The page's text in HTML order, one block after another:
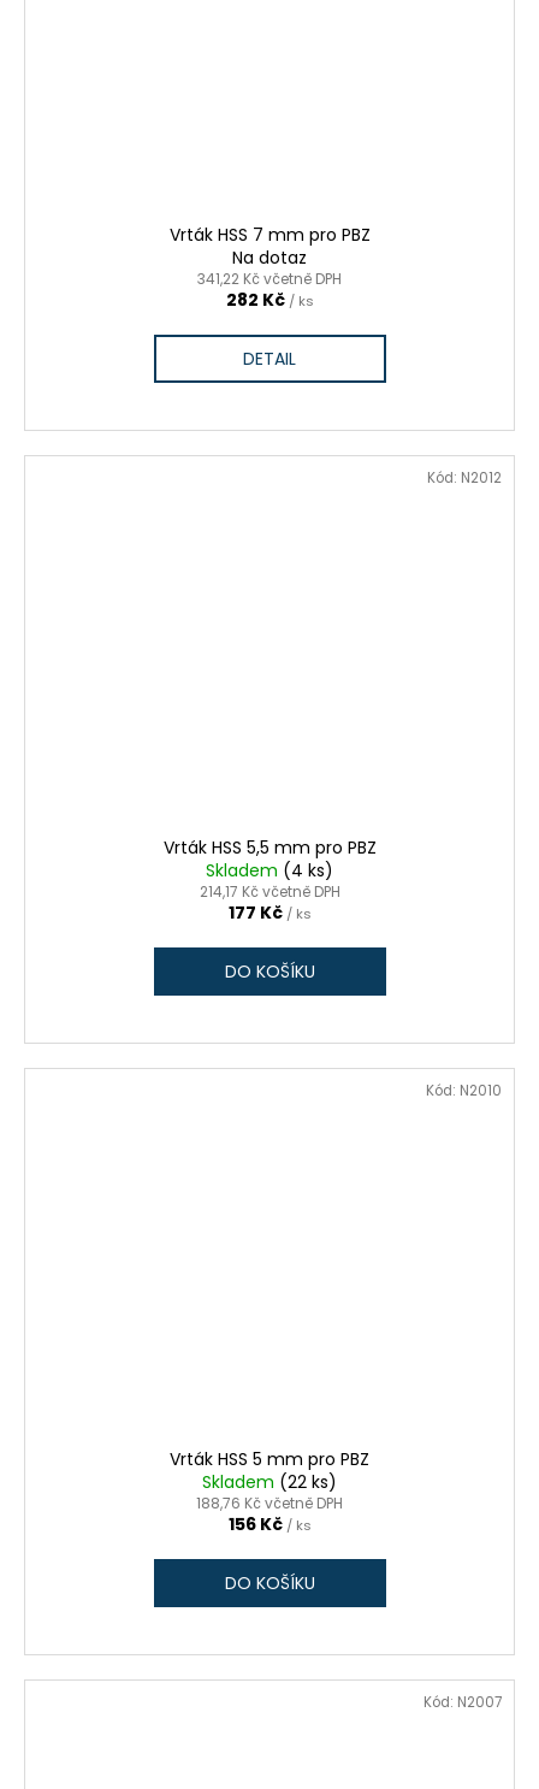
Vrták HSS 7 mm pro PBZ
Na dotaz
341,22 Kč včetně DPH
282 Kč / ks
DETAIL
Vrták HSS 5,5 mm pro PBZ
Skladem (4 ks)
214,17 Kč včetně DPH
177 Kč / ks
DO KOŠÍKU
Kód: N2012
Vrták HSS 5 mm pro PBZ
Skladem (22 ks)
188,76 Kč včetně DPH
156 Kč / ks
DO KOŠÍKU
Kód: N2010
Kód: N2007